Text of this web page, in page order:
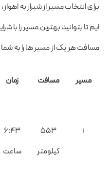
برای انتخاب مسیر از شیراز به
ایم تا بتوانید بهترین مسیر را با
مسافت هر یک از مسیر ها را به
مسیر مسافت زمان
1
553
کیلومتر
6:43
ساعت